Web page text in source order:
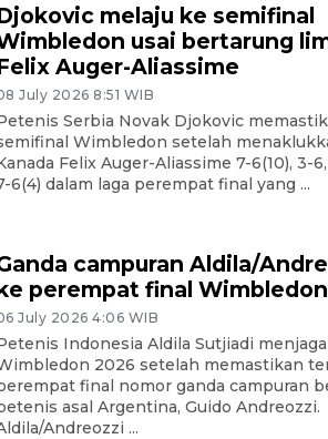
melaju ke semifinal
usai bertarung
Auger-Aliassime
July 2026 8:51 WIB
Serbia Novak Djokovic
Wimbledon setelah
Felix Auger-Aliassime 7-6(10), 3-
6(4) dalam laga perempat final yang ...
campuran Aldila/
perempat final Wimbledon
July 2026 4:06 WIB
Indonesia Aldila Sutjiadi menjaga
2026 setelah memastikan
final nomor ganda campuran
asal Argentina, Guido Andreozzi.
Andreozzi ...